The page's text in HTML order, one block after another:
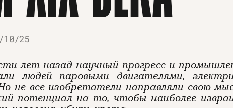
10/25
лет назад научный прогресс и
людей паровыми двигателями,
не все изобретатели направляли свою
потенциал на то, чтобы наиболее